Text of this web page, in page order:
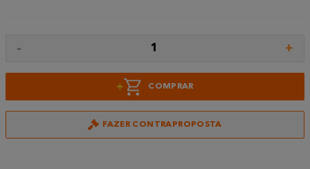
- 1 +
+ COMPRAR
FAZER CONTRAPROPOSTA